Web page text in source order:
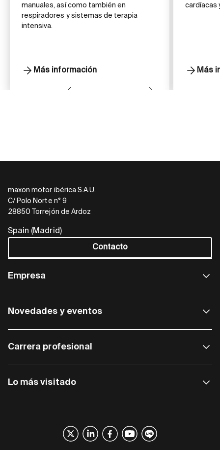
manuales, así como también en
respiradores y sistemas de terapia
intensiva.
Más información
cardíacas
Más
maxon motor ibérica S.A.U.
C/ Polo Norte n° 9
28850 Torrejón de Ardoz
Spain (Madrid)
Contacto
Empresa
Novedades y eventos
Carrera profesional
Lo más visitado